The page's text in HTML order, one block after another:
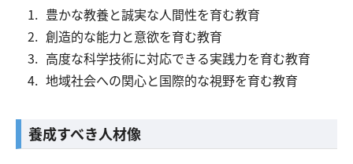
保護者の方 卒業生の方 地域・企業の方
交通アクセス お問い合わせ
豊かな教養と誠実な人間性を育む教育
創造的な能力と意欲を育む教育
高度な科学技術に対応できる実践力を育む教育
地域社会への関心と国際的な視野を育む教育
養成すべき人材像